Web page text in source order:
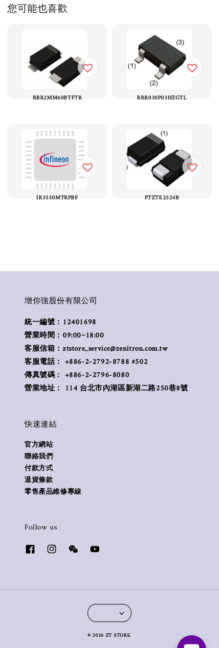
您可能也喜歡
RBR2MM60BTFTR RRR030P03HZGTL
IR3550MTRPBF PTZTE2524B
增你強股份有限公司
統一編號：12401698
營業時間：09:00~18:00
客服信箱：ztstore_service@zenitron.com.tw
客服電話： +886-2-2792-8788 #502
傳真號碼： +886-2-2796-8080
營業地址： 114 台北市內湖區新湖二路250巷8號
快速連結
官方網站
聯絡我們
付款方式
退貨條款
零售產品維修專線
Follow us
© 2026 ZT STORE.